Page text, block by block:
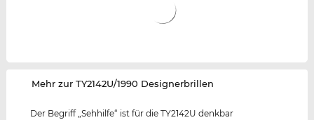
‌Mehr zur TY2142U/1990 Designerbrillen
Der Begriff „Sehhilfe“ ist für die TY2142U denkbar